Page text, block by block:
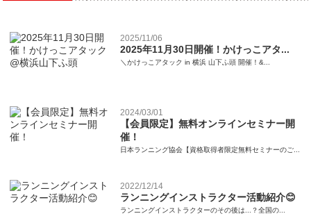
2025/11/06
2025年11月30日開催！かけっこアタ...
＼かけっこアタック in 横浜 山下ふ頭 開催！&...
2024/03/01
【会員限定】無料オンラインセミナー開
催！
日本ランニング協会【資格取得者限定無料セミナーのご...
2022/12/14
ランニングインストラクター活動紹介😊
ランニングインストラクターのその後は...？全国の...